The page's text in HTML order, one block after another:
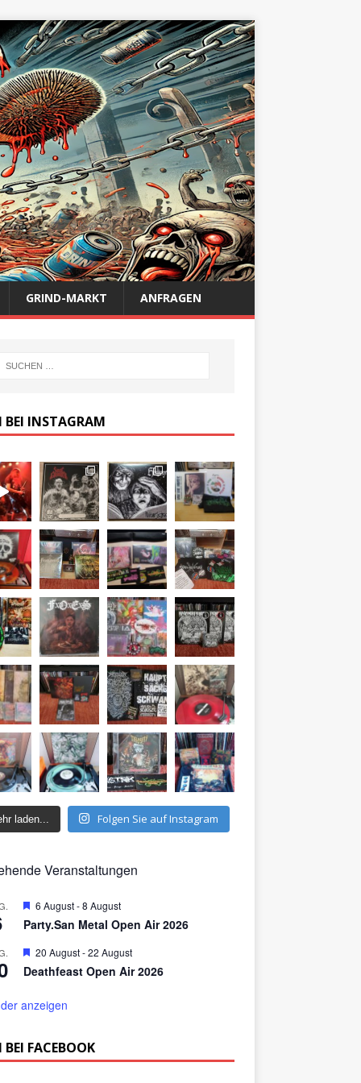
GRIND-MARKT ANFRAGEN
BEI INSTAGRAM
laden... Folgen Sie auf Instagram
Veranstaltungen
H
r
o
r
h
e
n
6 August-8 August
Party.San Metal Open Air 2026
H
r
o
e
h
20 August-22 August
Deathfeast Open Air 2026
anzeigen
BEI FACEBOOK